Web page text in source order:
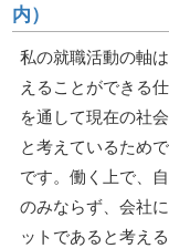
内）
私の就職活動の軸
えることができる
を通して現在の社
と考えているため
です。働く上で、
のみならず、会社
ットであると考える